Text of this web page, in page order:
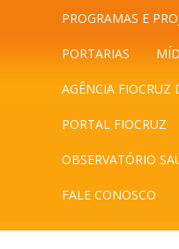
PROGRAMAS E
PORTARIAS
AGÊNCIA FIOCRUZ
PORTAL FIOCRUZ
OBSERVATÓRIO
FALE CONOSCO